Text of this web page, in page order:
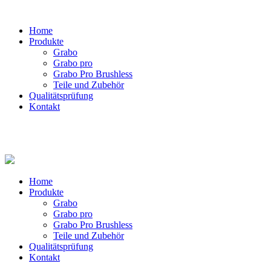
Home
Produkte
Grabo
Grabo pro
Grabo Pro Brushless
Teile und Zubehör
Qualitätsprüfung
Kontakt
Home
Produkte
Grabo
Grabo pro
Grabo Pro Brushless
Teile und Zubehör
Qualitätsprüfung
Kontakt